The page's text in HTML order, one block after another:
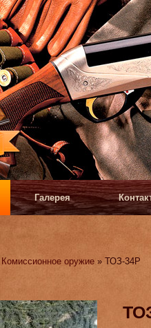
Галерея
Комиссионное оружие » ТОЗ-34Р